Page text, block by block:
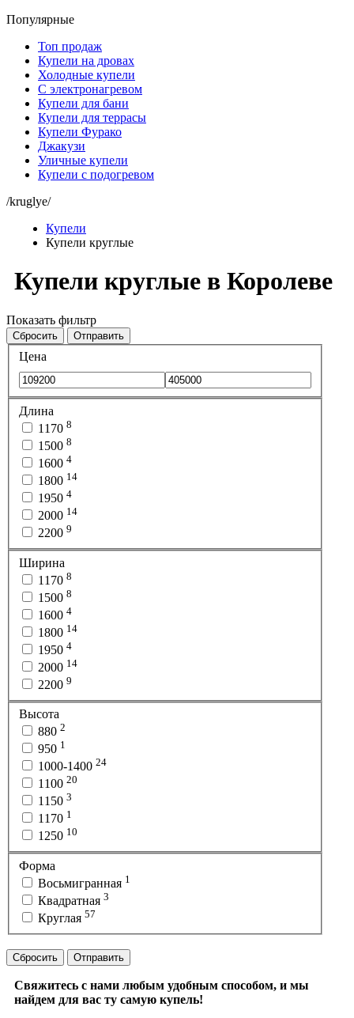
Популярные
Топ продаж
Купели на дровах
Холодные купели
С электронагревом
Купели для бани
Купели для террасы
Купели Фурако
Джакузи
Уличные купели
Купели с подогревом
/kruglye/
Купели
Купели круглые
Купели круглые в Королеве
Показать фильтр
Сбросить Отправить
Цена
Длина
1170 8
1500 8
1600 4
1800 14
1950 4
2000 14
2200 9
Ширина
1170 8
1500 8
1600 4
1800 14
1950 4
2000 14
2200 9
Высота
880 2
950 1
1000-1400 24
1100 20
1150 3
1170 1
1250 10
Форма
Восьмигранная 1
Квадратная 3
Круглая 57
Сбросить Отправить
Свяжитесь с нами любым удобным способом, и мы
найдем для вас ту самую купель!